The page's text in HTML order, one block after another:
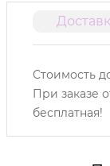
Стоимость
При заказе
бесплатная!